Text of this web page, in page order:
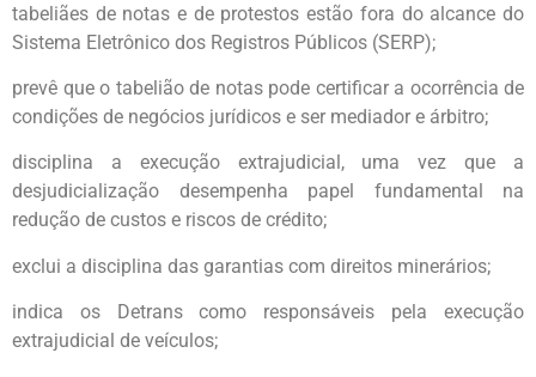
tabeliães de notas e de protestos estão fora do alcance do
Sistema Eletrônico dos Registros Públicos (SERP);
prevê que o tabelião de notas pode certificar a ocorrência de
condições de negócios jurídicos e ser mediador e árbitro;
disciplina a execução extrajudicial, uma vez que a
desjudicialização desempenha papel fundamental na
redução de custos e riscos de crédito;
exclui a disciplina das garantias com direitos minerários;
indica os Detrans como responsáveis pela execução
extrajudicial de veículos;